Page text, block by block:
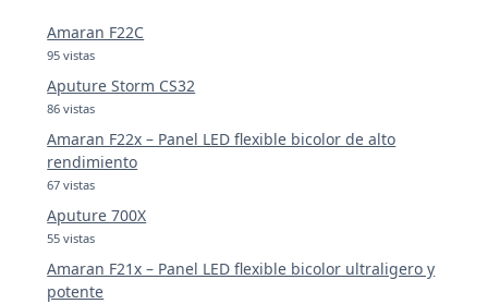
Amaran F22C
95 vistas
Aputure Storm CS32
86 vistas
Amaran F22x – Panel LED flexible bicolor de alto
rendimiento
67 vistas
Aputure 700X
55 vistas
Amaran F21x – Panel LED flexible bicolor ultraligero y
potente